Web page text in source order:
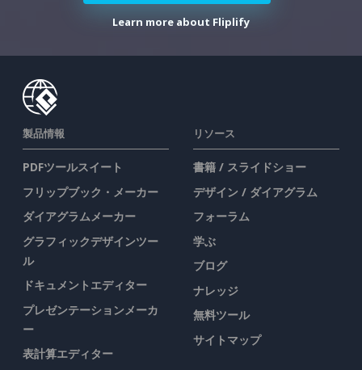
Learn more about Fliplify
製品情報
PDFツールスイート
フリップブック・メーカー
ダイアグラムメーカー
グラフィックデザインツー
ル
ドキュメントエディター
プレゼンテーションメーカ
ー
表計算エディター
リソース
書籍 / スライドショー
デザイン / ダイアグラム
フォーラム
学ぶ
ブログ
ナレッジ
無料ツール
サイトマップ